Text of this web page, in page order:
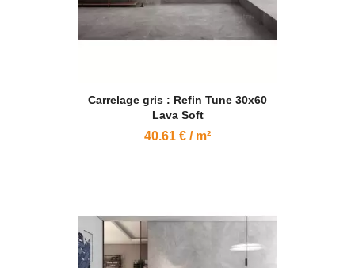
Carrelage gris : Refin Tune 30x60
Lava Soft
40.61 € / m²